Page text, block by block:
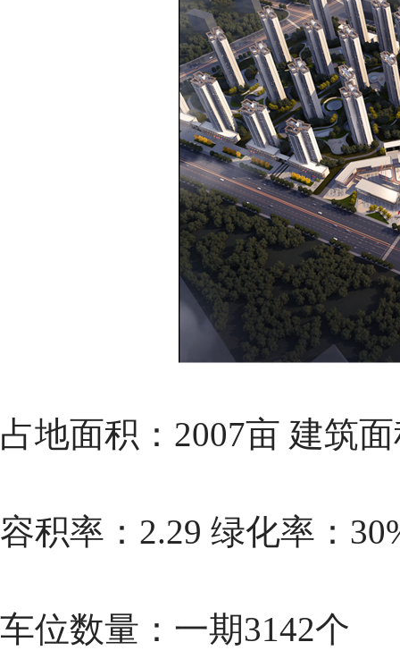
占地面积：2007亩 建筑
容积率：2.29 绿化率：
车位数量：一期3142个